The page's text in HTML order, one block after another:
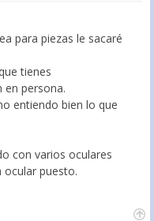
para piezas le sacaré
tienes
persona.
entiendo bien lo que
con varios oculares
ocular puesto.